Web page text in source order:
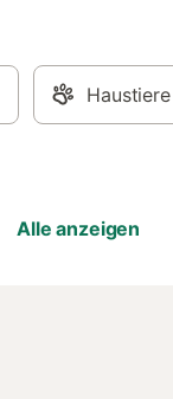
Alle anzeigen